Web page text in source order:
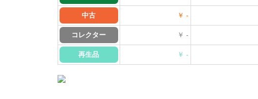
中古 ￥ -
コレクター ￥ -
再生品 ￥ -